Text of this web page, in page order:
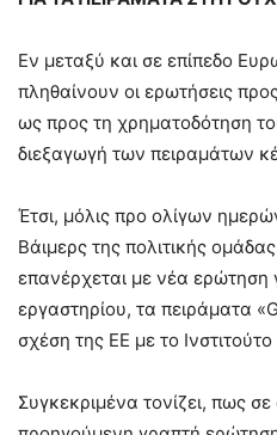
Εν μεταξύ και σε επίπεδο
πληθαίνουν οι ερωτήσεις
ως προς τη χρηματοδότηση
διεξαγωγή των πειραμάτων
Έτσι, μόλις προ ολίγων
Βάιμερς της πολιτικής
επανέρχεται με νέα ερώτηση
εργαστηρίου, τα πειράματα
σχέση της ΕΕ με το
Συγκεκριμένα τονίζει, πως